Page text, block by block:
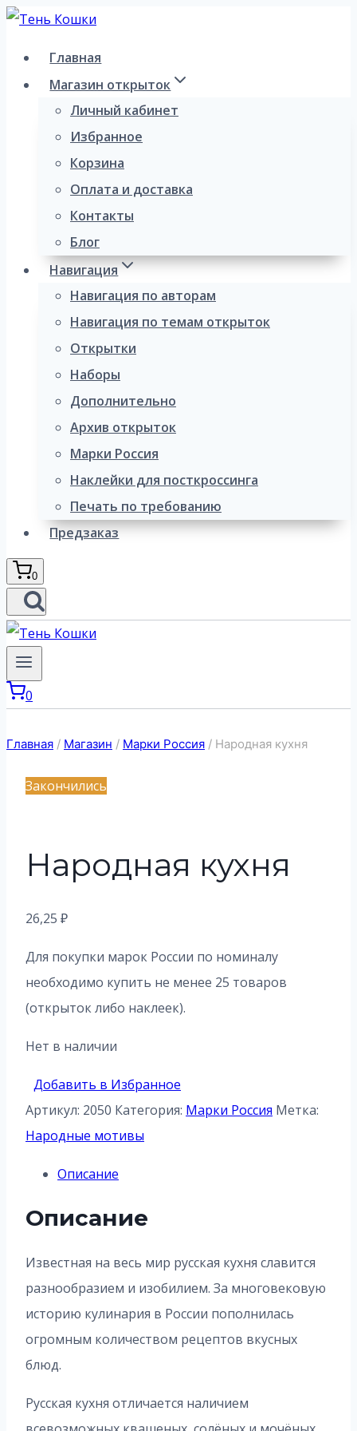
Перейти
содержимому
Главная
Магазин открыток
Личный кабинет
Избранное
Корзина
Оплата и доставка
Контакты
Блог
Навигация
Навигация по авторам
Навигация по темам открыток
Открытки
Наборы
Дополнительно
Архив открыток
Марки Россия
Наклейки для посткроссинга
Печать по требованию
Предзаказ
0
0
Главная / Магазин / Марки Россия / Народная кухня
Закончились
Народная кухня
26,25 ₽
Для покупки марок России по номиналу
необходимо купить не менее 25 товаров
(открыток либо наклеек).
Нет в наличии
Добавить в Избранное
Артикул: 2050 Категория: Марки Россия Метка:
Народные мотивы
Описание
Описание
Известная на весь мир русская кухня славится
разнообразием и изобилием. За многовековую
историю кулинария в России пополнилась
огромным количеством рецептов вкусных
блюд.
Русская кухня отличается наличием